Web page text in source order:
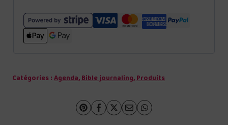
Catégories :Agenda,Bible journaling,Produits